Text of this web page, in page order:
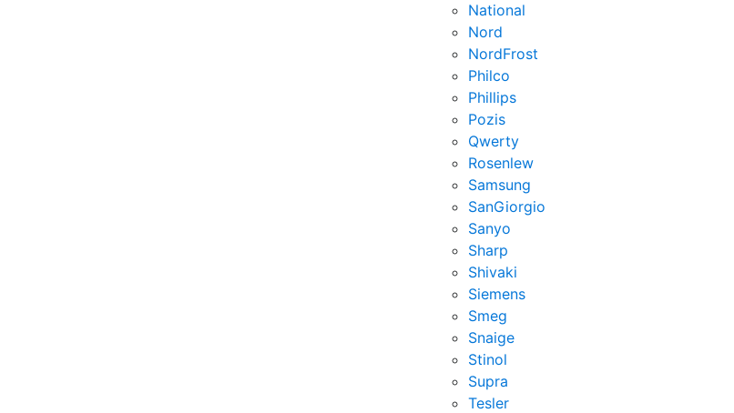
National
Nord
NordFrost
Philco
Phillips
Pozis
Qwerty
Rosenlew
Samsung
SanGiorgio
Sanyo
Sharp
Shivaki
Siemens
Smeg
Snaige
Stinol
Supra
Tesler